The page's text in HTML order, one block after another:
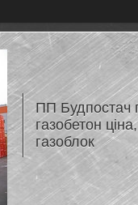
ПП Будпостач
газобетон
газоблок